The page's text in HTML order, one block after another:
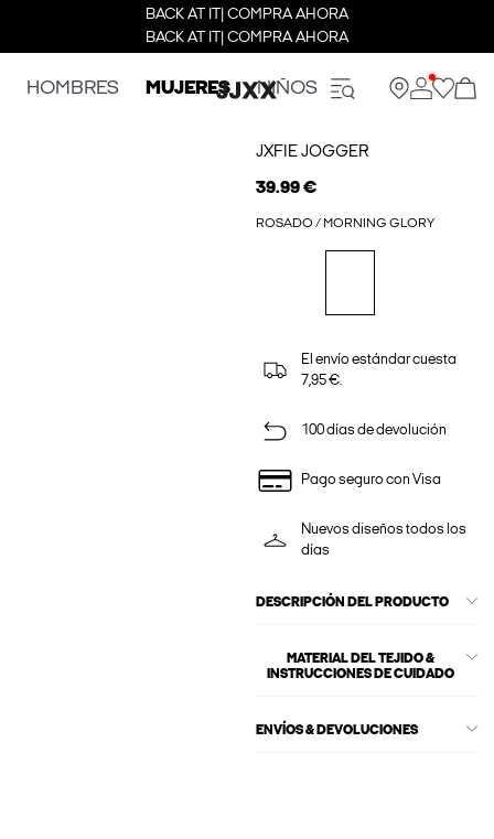
BACK AT IT| COMPRA AHORA
BACK AT IT| COMPRA AHORA
HOMBRES MUJERES NIÑOS
JXFIE JOGGER
39.99 €
ROSADO / MORNING GLORY
El envío estándar cuesta
7,95 €.
100 días de devolución
Pago seguro con Visa
Nuevos diseños todos los
días
DESCRIPCIÓN DEL PRODUCTO
MATERIAL DEL TEJIDO &
INSTRUCCIONES DE CUIDADO
ENVÍOS & DEVOLUCIONES